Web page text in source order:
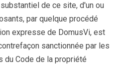
de ce site, d'un ou
par quelque procédé
expresse de DomusVi, est
sanctionnée par les
du Code de la propriété